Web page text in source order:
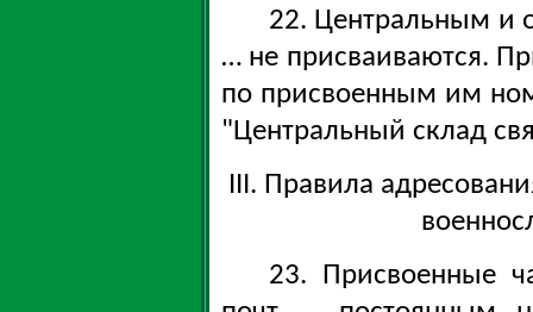
22. Центральным и
… не присваиваются.
по присвоенным им
"Центральный склад
III. Правила
23. Присвоенные